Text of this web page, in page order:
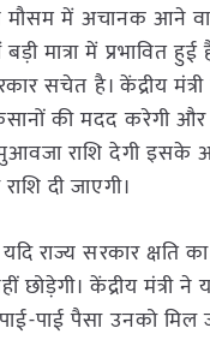
ने मौसम में अचानक आने
मात्रा में प्रभावित हुई
सचेत है। केंद्रीय
की मदद करेगी और
राशि देगी
दी जाएगी।
राज्य सरकार
छोड़ेगी। केंद्रीय मंत्री
पाई पैसा उनको मिल